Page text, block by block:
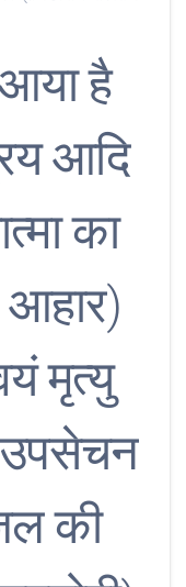
है
आदि
का
मृत्यु
की